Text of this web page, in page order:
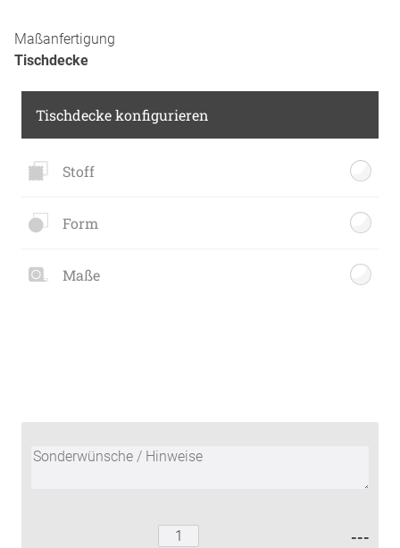
Maßanfertigung
Tischdecke
Tischdecke konfigurieren
Stoff
Form
Maße
---